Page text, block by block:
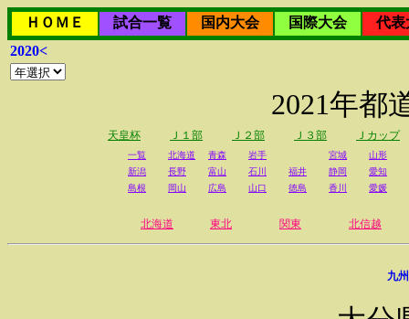
ＨＯＭＥ 試合一覧 国内大会 国際大会
代表
2020<
2021年都
天皇杯 Ｊ１部 Ｊ２部 Ｊ３部 Ｊカップ
一覧 北海道 青森 岩手 宮城
山形
新潟
長野 富山 石川 福井 静岡
愛知
島根
岡山 広島 山口 徳島 香川 愛媛
北海道 東北 関東 北信越
九